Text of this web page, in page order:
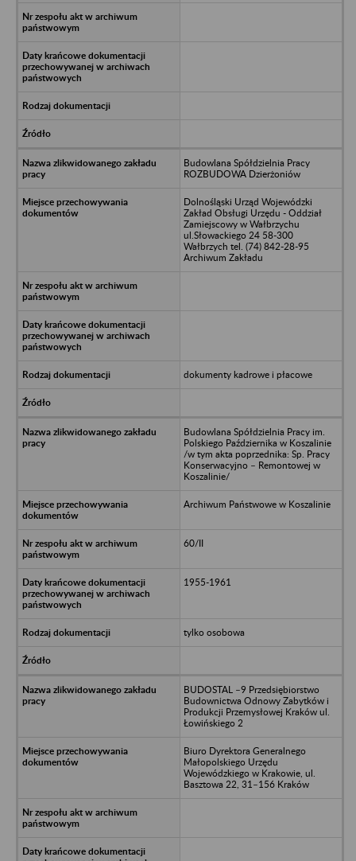
Budowlana Spółdzielnia Pracy
ROZBUDOWA Dzierżoniów
Dolnośląski Urząd Wojewódzki
Zakład Obsługi Urzędu - Oddział
Zamiejscowy w Wałbrzychu
ul.Słowackiego 24 58-300
Wałbrzych tel. (74) 842-28-95
Archiwum Zakładu
dokumenty kadrowe i płacowe
Budowlana Spółdzielnia Pracy im.
Polskiego Października w Koszalinie
/w tym akta poprzednika: Sp. Pracy
Konserwacyjno – Remontowej w
Koszalinie/
Archiwum Państwowe w Koszalinie
60/II
1955-1961
tylko osobowa
BUDOSTAL –9 Przedsiębiorstwo
Budownictwa Odnowy Zabytków i
Produkcji Przemysłowej Kraków ul.
Łowińskiego 2
Biuro Dyrektora Generalnego
Małopolskiego Urzędu
Wojewódzkiego w Krakowie, ul.
Basztowa 22, 31–156 Kraków